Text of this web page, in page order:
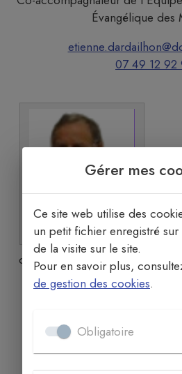
Évangélique des
07 49 12 92
Gérard HENRY
de l’Équipe Espérance et du
Malades
Gérer mes
Ce site web utilise des
un petit fichier enregistré
de la visite sur le site.
Pour en savoir plus,
de gestion des cookies.
Obligatoire